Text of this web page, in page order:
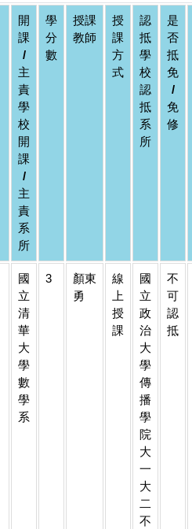
開
課
/
主
責
學
校
開
課
/
主
責
系
所
學
分
數
授課
教師
授
課
方
式
認
抵
學
校
認
抵
系
所
是
否
抵
免
/
免
修
國
立
清
華
大
學
數
學
系
3
顏東
勇
線
上
授
課
國
立
政
治
大
學
傳
播
學
院
大
一
大
二
不
不
可
認
抵